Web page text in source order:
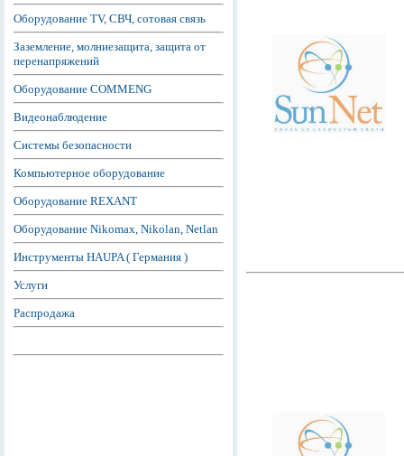
Оборудование TV, СВЧ, сотовая связь
Заземление, молниезащита, защита от
перенапряжений
Оборудование COMMENG
Видеонаблюдение
Системы безопасности
Компьютерное оборудование
Оборудование REXANT
Оборудование Nikomax, Nikolan, Netlan
Инструменты HAUPA ( Германия )
Услуги
Распродажа